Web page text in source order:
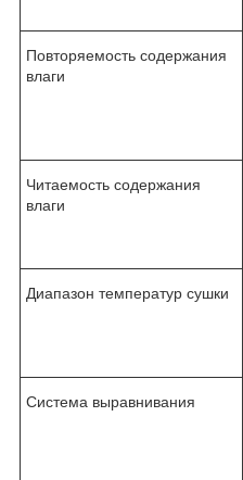
Повторяемость содержания
влаги
Читаемость содержания
влаги
Диапазон температур сушки
Система выравнивания